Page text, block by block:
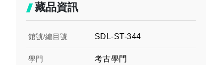
藏品資訊
館號/編目號 SDL-ST-344
學門 考古學門